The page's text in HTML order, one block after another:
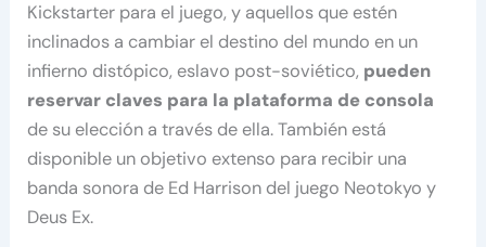
Kickstarter para el juego, y aquellos que estén
inclinados a cambiar el destino del mundo en un
infierno distópico, eslavo post-soviético, pueden
reservar claves para la plataforma de consola
de su elección a través de ella. También está
disponible un objetivo extenso para recibir una
banda sonora de Ed Harrison del juego Neotokyo y
Deus Ex.